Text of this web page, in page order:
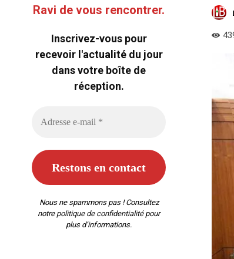
Ravi de vous rencontrer.
Inscrivez-vous pour
recevoir l'actualité du jour
dans votre boîte de
réception.
Nous ne spammons pas ! Consultez
notre politique de confidentialitépour
plus d’informations.